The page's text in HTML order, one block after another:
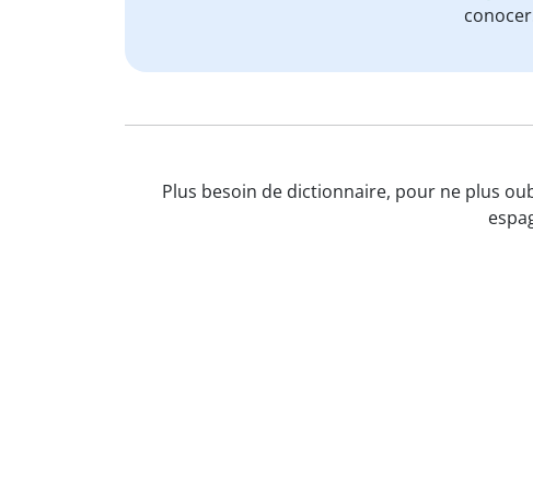
Plus besoin de dictionnaire, pour ne plus